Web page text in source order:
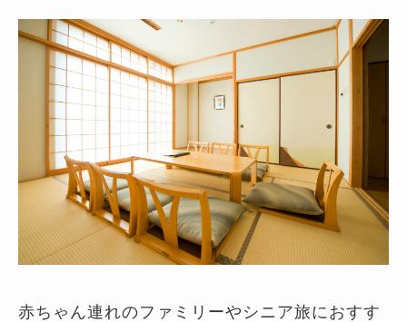
赤ちゃん連れのファミリーやシニア旅におすす